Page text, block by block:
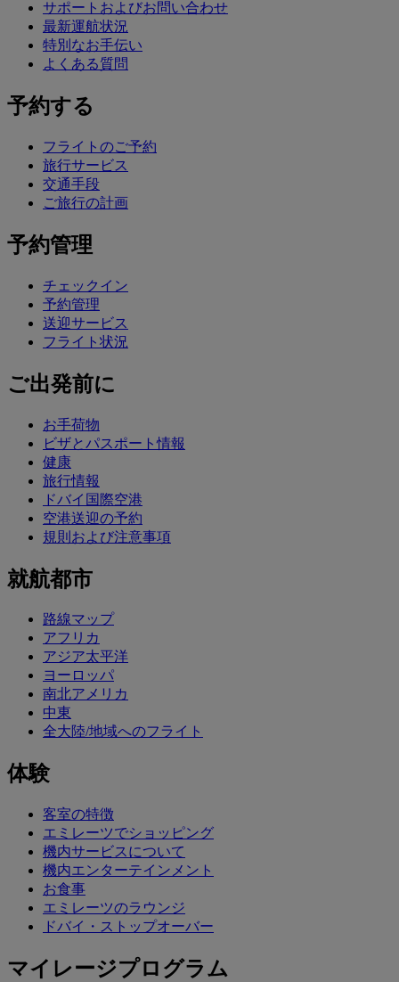
サポートおよびお問い合わせ
最新運航状況
特別なお手伝い
よくある質問
予約する
フライトのご予約
旅行サービス
交通手段
ご旅行の計画
予約管理
チェックイン
予約管理
送迎サービス
フライト状況
ご出発前に
お手荷物
ビザとパスポート情報
健康
旅行情報
ドバイ国際空港
空港送迎の予約
規則および注意事項
就航都市
路線マップ
アフリカ
アジア太平洋
ヨーロッパ
南北アメリカ
中東
全大陸/地域へのフライト
体験
客室の特徴
エミレーツでショッピング
機内サービスについて
機内エンターテインメント
お食事
エミレーツのラウンジ
ドバイ・ストップオーバー
マイレージプログラム